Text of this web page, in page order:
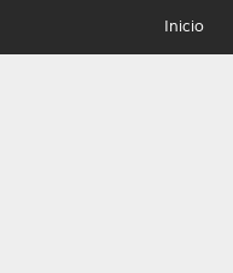
Inicio